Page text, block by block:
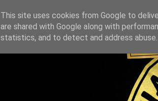
This site uses cookies from Google to
are shared with Google along with
statistics, and to detect and address abuse.